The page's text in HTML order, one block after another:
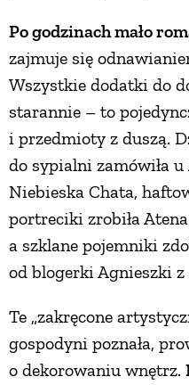
Po godzinach mało
zajmuje się
Wszystkie dodatki do
starannie – to
i przedmioty z duszą.
do sypialni zamówiła
Niebieska Chata,
portreciki zrobiła
a szklane pojemniki
od blogerki Agnieszki z
Te „zakręcone
gospodyni poznała,
o dekorowaniu wnętrz.